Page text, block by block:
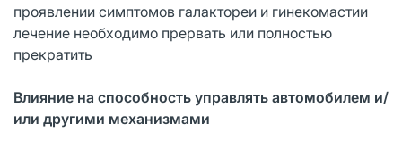
проявлении симптомов галактореи и гинекомастии
лечение необходимо прервать или полностью
прекратить
Влияние на способность управлять автомобилем и/
или другими механизмами